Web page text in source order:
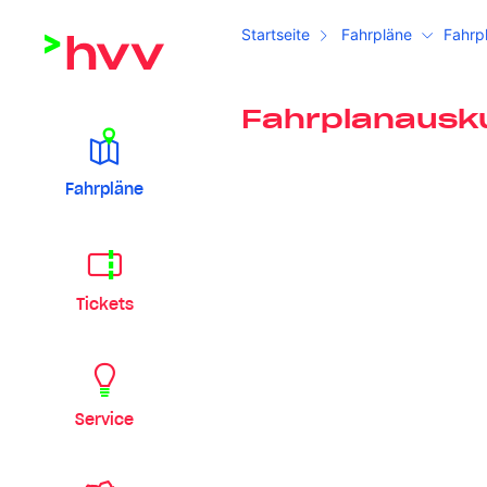
Startseite Fahrpläne
Fahrpläne
Tickets
Service